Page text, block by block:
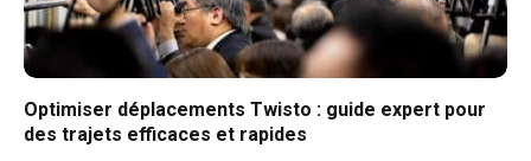
Optimiser déplacements Twisto : guide expert pour
des trajets efficaces et rapides